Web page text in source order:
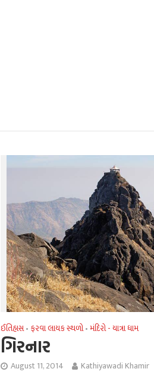
ઈતિહાસ• ફરવા લાયક સ્થળો•મંદિરો - યાત્રા ધામ
ગિરનાર
August 11, 2014 Kathiyawadi Khamir